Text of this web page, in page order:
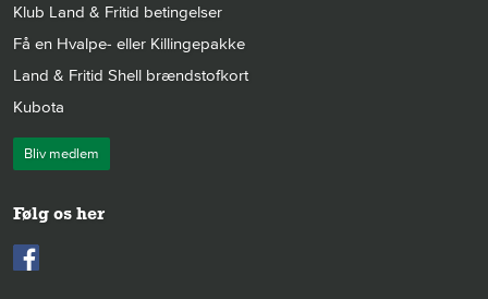
Klub Land & Fritid betingelser
Få en Hvalpe- eller Killingepakke
Land & Fritid Shell brændstofkort
Kubota
Bliv medlem
Følg os her